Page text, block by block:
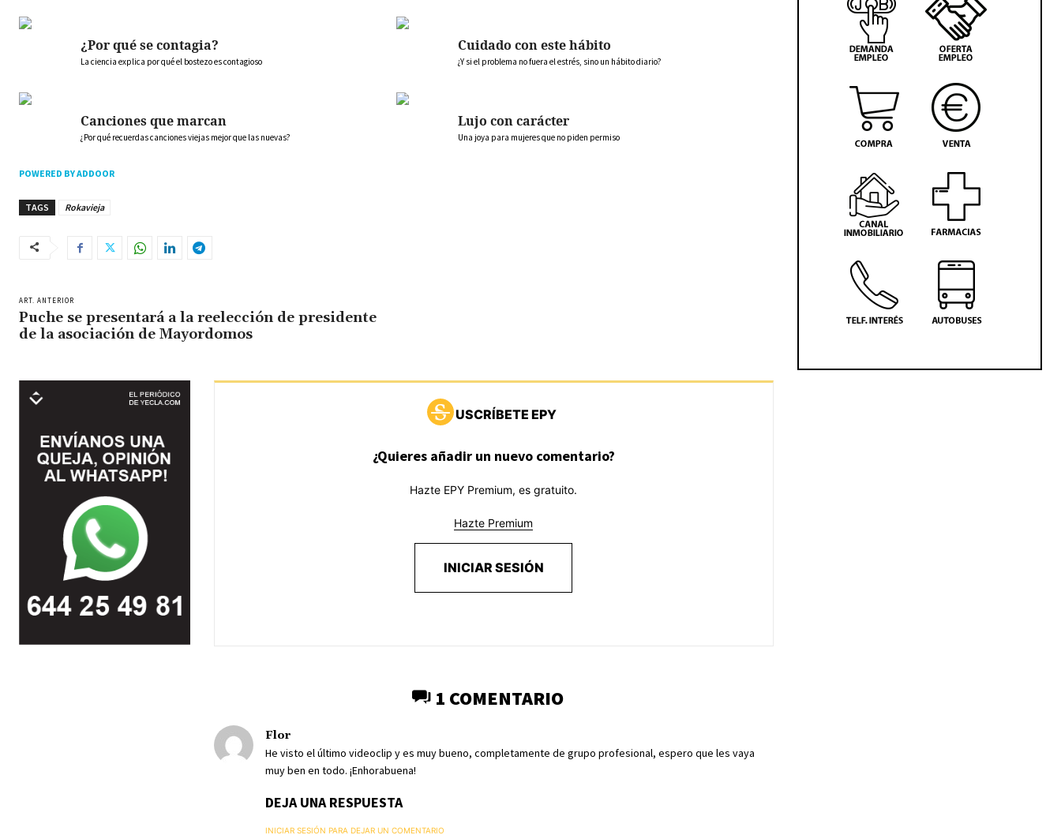
¿Por qué se contagia?
La ciencia explica por qué el bostezo es contagioso
Cuidado con este hábito
¿Y si el problema no fuera el estrés, sino un hábito diario?
Canciones que marcan
¿Por qué recuerdas canciones viejas mejor que las nuevas?
Lujo con carácter
Una joya para mujeres que no piden permiso
POWERED BY ADDOOR
TAGS Rokavieja
ART. ANTERIOR
Puche se presentará a la reelección de presidente
de la asociación de Mayordomos
USCRÍBETE EPY
¿Quieres añadir un nuevo comentario?
Hazte EPY Premium, es gratuito.
Hazte Premium
INICIAR SESIÓN
1 COMENTARIO
Flor
He visto el último videoclip y es muy bueno, completamente de grupo profesional, espero que les vaya
muy ben en todo. ¡Enhorabuena!
DEJA UNA RESPUESTA
INICIAR SESIÓN PARA DEJAR UN COMENTARIO